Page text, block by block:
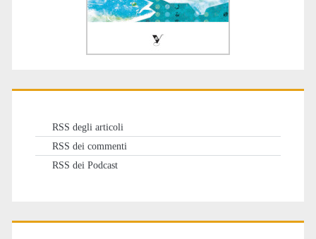
RSS degli articoli
RSS dei commenti
RSS dei Podcast